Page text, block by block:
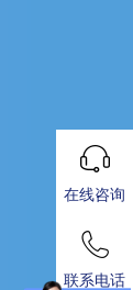
在线咨询
联系电话